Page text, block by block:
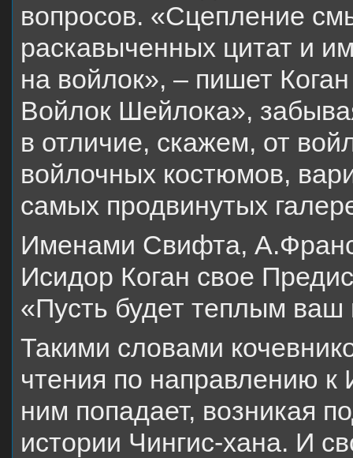
вопросов. «Сцепление
раскавыченных цитат и
на войлок», – пишет
Войлок Шейлока»,
в отличие, скажем, от
войлочных костюмов,
самых продвинутых
Именами Свифта,
Исидор Коган свое
«Пусть будет теплым ваш
Такими словами
чтения по направлению к
ним попадает, возникая
истории Чингис-хана. И